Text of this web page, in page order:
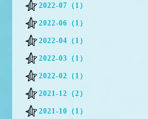
2022-07（1）
2022-06（1）
2022-04（1）
2022-03（1）
2022-02（1）
2021-12（2）
2021-10（1）